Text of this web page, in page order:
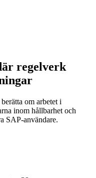
regelverk
om arbetet i
inom hållbarhet och
SAP-användare.